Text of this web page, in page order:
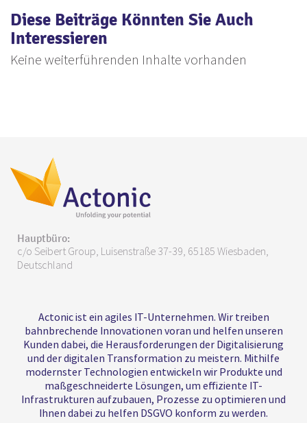
Diese Beiträge Könnten Sie Auch
Interessieren
Keine weiterführenden Inhalte vorhanden
Hauptbüro:
c/o Seibert Group, Luisenstraße 37-39, 65185 Wiesbaden,
Deutschland
Actonic ist ein agiles IT-Unternehmen. Wir treiben
bahnbrechende Innovationen voran und helfen unseren
Kunden dabei, die Herausforderungen der Digitalisierung
und der digitalen Transformation zu meistern. Mithilfe
modernster Technologien entwickeln wir Produkte und
maßgeschneiderte Lösungen, um effiziente IT-
Infrastrukturen aufzubauen, Prozesse zu optimieren und
Ihnen dabei zu helfen DSGVO konform zu werden.